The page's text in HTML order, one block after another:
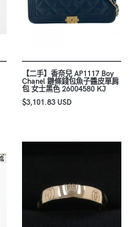
【二手】香奈兒 AP1117 Boy
Chanel 鏈條錢包魚子醬皮單肩
包 女士黑色 26004580 KJ
$3,101.83 USD